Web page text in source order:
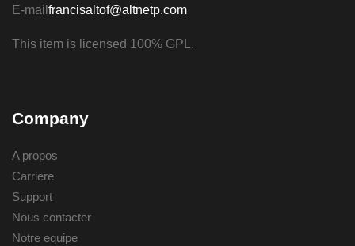
E-mail francisaltof@altnetp.com
This item is licensed 100% GPL.
Company
A propos
Carriere
Support
Nous contacter
Notre equipe